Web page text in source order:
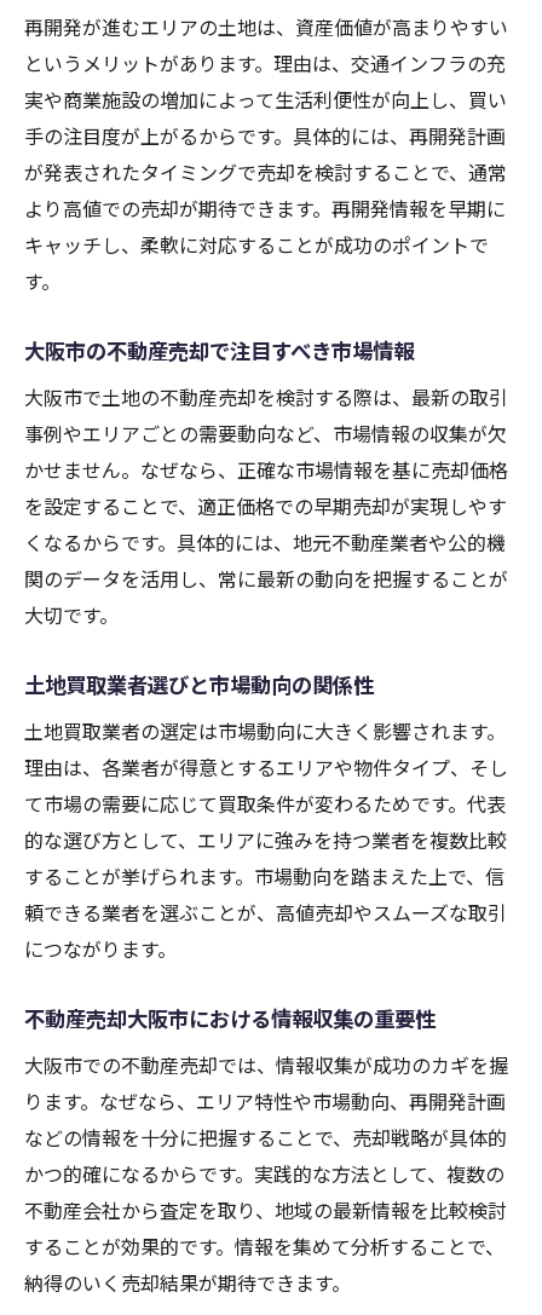
再開発が進むエリアの土地は、資産価値が高まりやすい
というメリットがあります。理由は、交通インフラの充
実や商業施設の増加によって生活利便性が向上し、買い
手の注目度が上がるからです。具体的には、再開発計画
が発表されたタイミングで売却を検討することで、通常
より高値での売却が期待できます。再開発情報を早期に
キャッチし、柔軟に対応することが成功のポイントで
す。
大阪市の不動産売却で注目すべき市場情報
大阪市で土地の不動産売却を検討する際は、最新の取引
事例やエリアごとの需要動向など、市場情報の収集が欠
かせません。なぜなら、正確な市場情報を基に売却価格
を設定することで、適正価格での早期売却が実現しやす
くなるからです。具体的には、地元不動産業者や公的機
関のデータを活用し、常に最新の動向を把握することが
大切です。
土地買取業者選びと市場動向の関係性
土地買取業者の選定は市場動向に大きく影響されます。
理由は、各業者が得意とするエリアや物件タイプ、そし
て市場の需要に応じて買取条件が変わるためです。代表
的な選び方として、エリアに強みを持つ業者を複数比較
することが挙げられます。市場動向を踏まえた上で、信
頼できる業者を選ぶことが、高値売却やスムーズな取引
につながります。
不動産売却大阪市における情報収集の重要性
大阪市での不動産売却では、情報収集が成功のカギを握
ります。なぜなら、エリア特性や市場動向、再開発計画
などの情報を十分に把握することで、売却戦略が具体的
かつ的確になるからです。実践的な方法として、複数の
不動産会社から査定を取り、地域の最新情報を比較検討
することが効果的です。情報を集めて分析することで、
納得のいく売却結果が期待できます。